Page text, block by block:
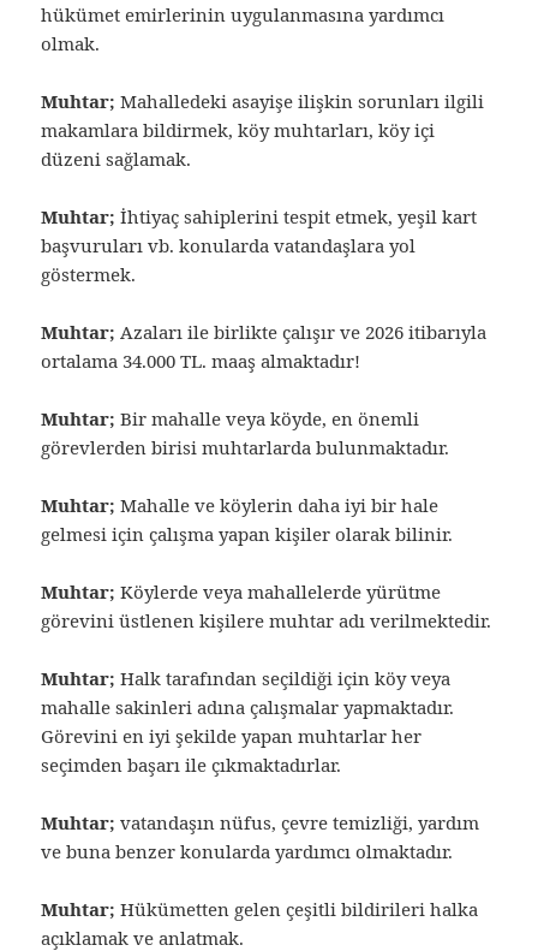
hükümet emirlerinin uygulanmasına yardımcı
olmak.
Muhtar;Mahalledeki asayişe ilişkin sorunları ilgili
makamlara bildirmek, köy muhtarları, köy içi
düzeni sağlamak.
Muhtar; İhtiyaç sahiplerini tespit etmek, yeşil kart
başvuruları vb. konularda vatandaşlara yol
göstermek.
Muhtar; Azaları ile birlikte çalışır ve 2026 itibarıyla
ortalama 34.000 TL. maaş almaktadır!
Muhtar;Bir mahalle veya köyde, en önemli
görevlerden birisi muhtarlarda bulunmaktadır.
Muhtar; Mahalle ve köylerin daha iyi bir hale
gelmesi için çalışma yapan kişiler olarak bilinir.
Muhtar; Köylerde veya mahallelerde yürütme
görevini üstlenen kişilere muhtar adı verilmektedir.
Muhtar;Halk tarafından seçildiği için köy veya
mahalle sakinleri adına çalışmalar yapmaktadır.
Görevini en iyi şekilde yapan muhtarlar her
seçimden başarı ile çıkmaktadırlar.
Muhtar;vatandaşın nüfus, çevre temizliği, yardım
ve buna benzer konularda yardımcı olmaktadır.
Muhtar; Hükümetten gelen çeşitli bildirileri halka
açıklamak ve anlatmak.